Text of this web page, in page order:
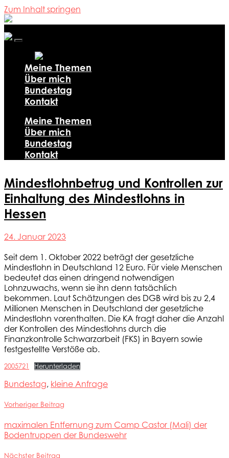
Zum Inhalt springen
Ali
Dailami
Mobile-
ein-/ausblenden
Meine Themen
Über mich
Bundestag
Kontakt
Meine Themen
Über mich
Bundestag
Kontakt
Mindestlohnbetrug und Kontrollen zur
Einhaltung des Mindestlohns in
Hessen
24. Januar 2023
Seit dem 1. Oktober 2022 beträgt der gesetzliche
Mindestlohn in Deutschland 12 Euro. Für viele Menschen
bedeutet das einen dringend notwendigen
Lohnzuwachs, wenn sie ihn denn tatsächlich
bekommen. Laut Schätzungen des DGB wird bis zu 2,4
Millionen Menschen in Deutschland der gesetzliche
Mindestlohn vorenthalten. Die KA fragt daher die Anzahl
der Kontrollen des Mindestlohns durch die
Finanzkontrolle Schwarzarbeit (FKS) in Bayern sowie
festgestellte Verstöße ab.
2005721 Herunterladen
Bundestag, kleine Anfrage
Vorheriger Beitrag
maximalen Entfernung zum Camp Castor (Mali) der
Bodentruppen der Bundeswehr
Nächster Beitrag